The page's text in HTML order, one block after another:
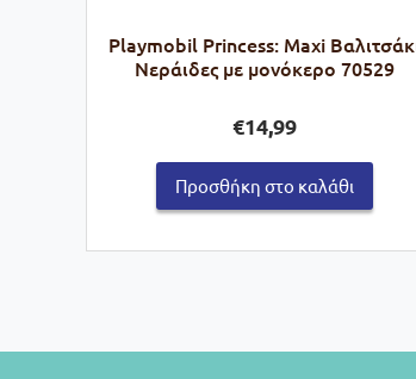
Playmobil Princess: Maxi
Νεράιδες με μονόκερο 70529
€14,99
Προσθήκη στο καλάθι